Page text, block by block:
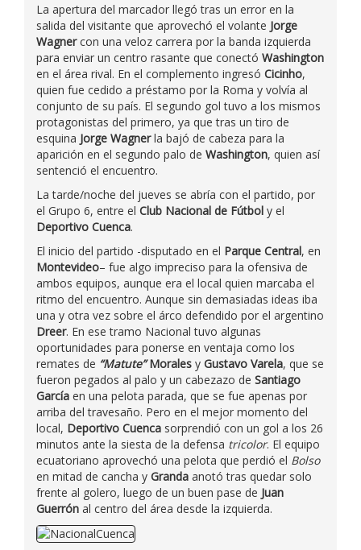
La apertura del marcador llegó tras un error en la
salida del visitante que aprovechó el volante Jorge
Wagnercon una veloz carrera por la banda izquierda
para enviar un centro rasante que conectó Washington
en el área rival. En el complemento ingresó Cicinho,
quien fue cedido a préstamo por la Roma y volvía al
conjunto de su país. El segundo gol tuvo a los mismos
protagonistas del primero, ya que tras un tiro de
esquina Jorge Wagnerla bajó de cabeza para la
aparición en el segundo palo de Washington, quien así
sentenció el encuentro.
La tarde/noche del jueves se abría con el partido, por
el Grupo 6, entre el Club Nacional de Fútbol y el
Deportivo Cuenca.
El inicio del partido -disputado en el Parque Central, en
Montevideo– fue algo impreciso para la ofensiva de
ambos equipos, aunque era el local quien marcaba el
ritmo del encuentro. Aunque sin demasiadas ideas iba
una y otra vez sobre el árco defendido por el argentino
Dreer. En ese tramo Nacional tuvo algunas
oportunidades para ponerse en ventaja como los
remates de “Matute”Morales y Gustavo Varela, que se
fueron pegados al palo y un cabezazo de Santiago
García en una pelota parada, que se fue apenas por
arriba del travesaño. Pero en el mejor momento del
local, Deportivo Cuenca sorprendió con un gol a los 26
minutos ante la siesta de la defensa tricolor. El equipo
ecuatoriano aprovechó una pelota que perdió el Bolso
en mitad de cancha y Granda anotó tras quedar solo
frente al golero, luego de un buen pase de Juan
Guerrón al centro del área desde la izquierda.